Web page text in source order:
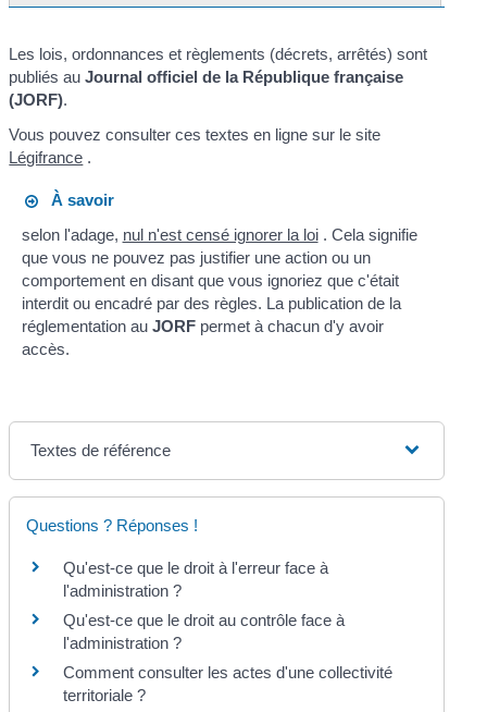
Les lois, ordonnances et règlements (décrets, arrêtés) sont
publiés auJournal officiel de la République française
(JORF).
Vous pouvez consulter ces textes en ligne sur le site
Légifrance .
À savoir
selon l'adage, nul n'est censé ignorer la loi . Cela signifie
que vous ne pouvez pas justifier une action ou un
comportement en disant que vous ignoriez que c'était
interdit ou encadré par des règles. La publication de la
réglementation au JORFpermet à chacun d'y avoir
accès.
Textes de référence
Questions ? Réponses !
Qu'est-ce que le droit à l'erreur face à
l'administration ?
Qu'est-ce que le droit au contrôle face à
l'administration ?
Comment consulter les actes d'une collectivité
territoriale ?